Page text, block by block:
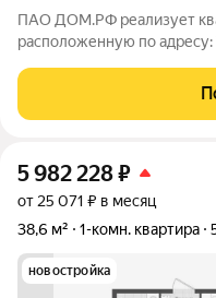
ПАО ДОМ.РФ реализует
расположенную по адресу:
(юридическое лицо).
недвижимости:
5 982 228₽
от 25 071 ₽ в месяц
38,6 м²
1-комн. квартира
новостройка